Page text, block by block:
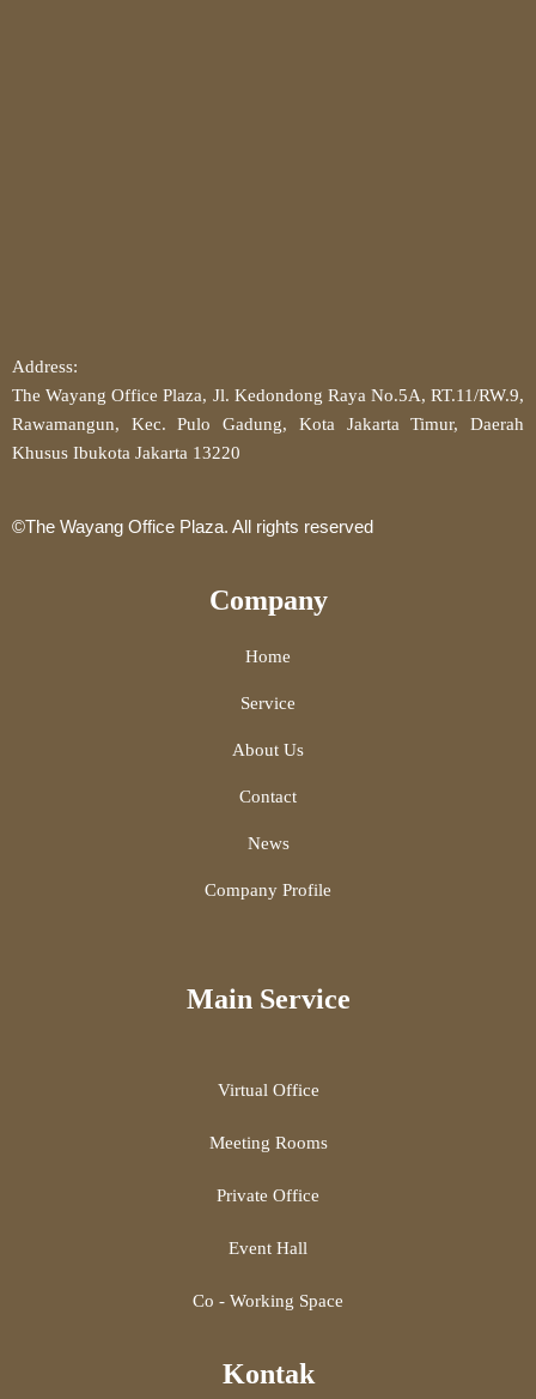
Address:
The Wayang Office Plaza, Jl. Kedondong Raya No.5A, RT.11/RW.9,
Rawamangun, Kec. Pulo Gadung, Kota Jakarta Timur, Daerah
Khusus Ibukota Jakarta 13220
©The Wayang Office Plaza. All rights reserved
Company
Home
Service
About Us
Contact
News
Company Profile
Main Service
Virtual Office
Meeting Rooms
Private Office
Event Hall
Co - Working Space
Kontak